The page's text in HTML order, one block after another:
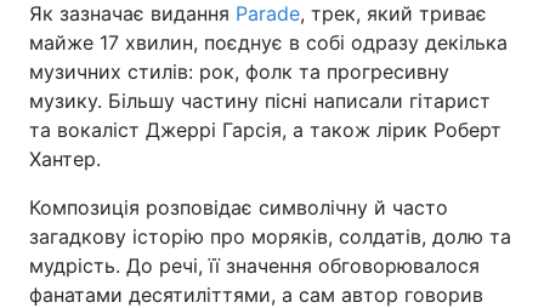
Як зазначає видання Parade, трек, який триває
майже 17 хвилин, поєднує в собі одразу декілька
музичних стилів: рок, фолк та прогресивну
музику. Більшу частину пісні написали гітарист
та вокаліст Джеррі Гарсія, а також лірик Роберт
Хантер.
Композиція розповідає символічну й часто
загадкову історію про моряків, солдатів, долю та
мудрість. До речі, її значення обговорювалося
фанатами десятиліттями, а сам автор говорив